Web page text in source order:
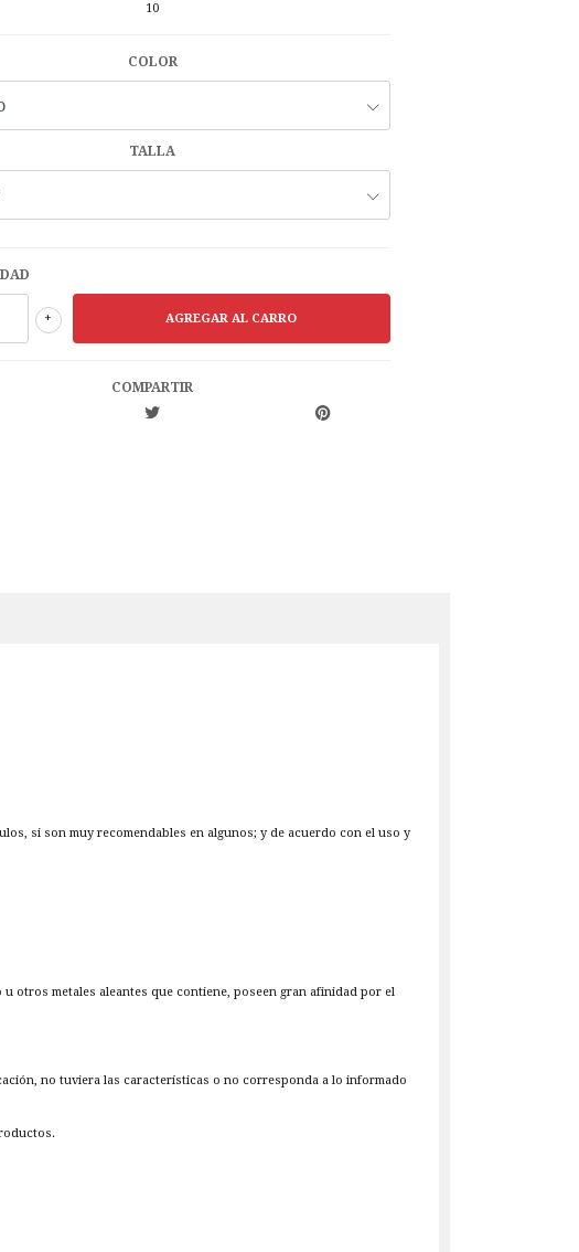
10
COLOR
TALLA
+
COMPARTIR
si son muy recomendables en algunos; y de acuerdo con el uso y
otros metales aleantes que contiene, poseen gran afinidad por el
no tuviera las características o no corresponda a lo informado